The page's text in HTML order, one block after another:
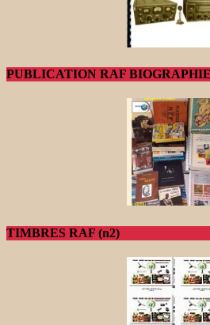
PUBLICATION RAF
TIMBRES RAF (n2)